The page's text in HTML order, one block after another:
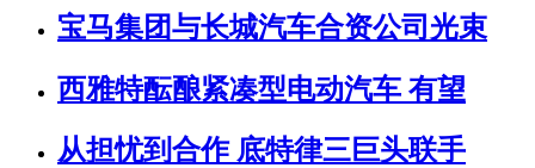
宝马集团与长城汽车合资公司光束
西雅特酝酿紧凑型电动汽车 有望
从担忧到合作 底特律三巨头联手